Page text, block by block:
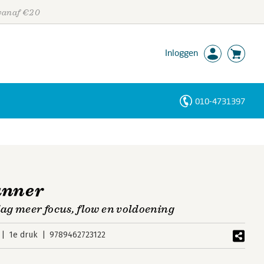
€20
Inloggen
010-4731397
meer focus, flow en voldoening
1e druk 9789462723122
Personen